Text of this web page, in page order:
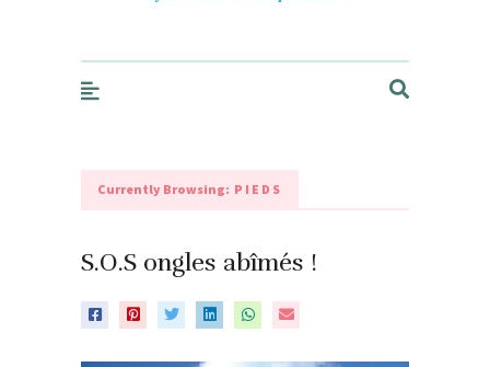
Currently Browsing: PIEDS
S.O.S ongles abîmés !